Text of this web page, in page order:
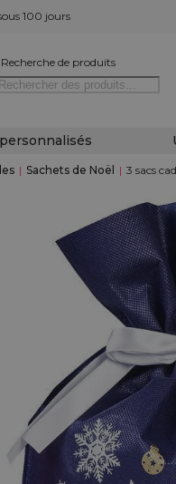
100 jours
Recherche de produits
| Sachets de Noël | 3 sacs